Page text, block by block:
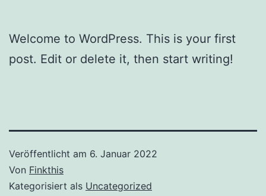
Welcome to WordPress. This is your first
post. Edit or delete it, then start writing!
Veröffentlicht am 6. Januar 2022
Von Finkthis
Kategorisiert als Uncategorized